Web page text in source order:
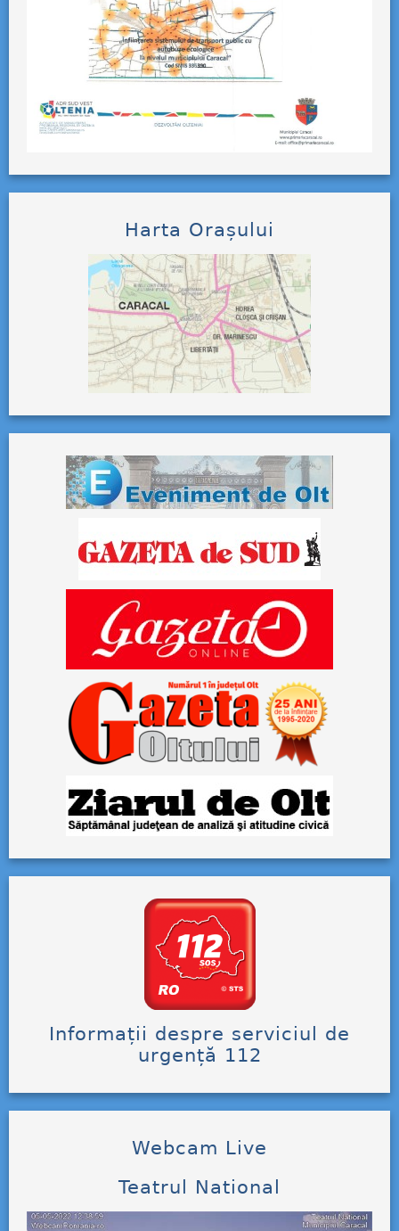
Harta Orașului
Informații despre serviciul de
urgență 112
Webcam Live
Teatrul National